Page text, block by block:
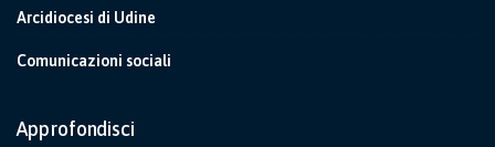
Arcidiocesi di Udine
Comunicazioni sociali
Approfondisci